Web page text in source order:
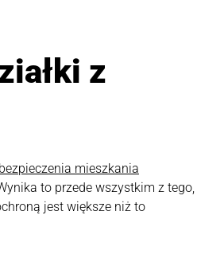
z
mieszkania
to przede wszystkim z tego,
jest większe niż to